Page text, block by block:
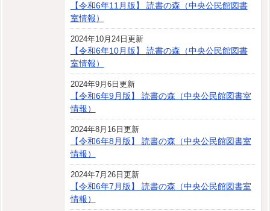
【令和6年11月版】 読書の森（中央公民館図書
室情報）
2024年10月24日更新
【令和6年10月版】 読書の森（中央公民館図書
室情報）
2024年9月6日更新
【令和6年9月版】 読書の森（中央公民館図書室
情報）
2024年8月16日更新
【令和6年8月版】 読書の森（中央公民館図書室
情報）
2024年7月26日更新
【令和6年7月版】 読書の森（中央公民館図書室
情報）